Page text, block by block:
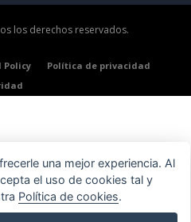
los derechos reservados.
Policy
Política de privacidad
una mejor experiencia. Al
el uso de cookies tal y
Política de cookies.